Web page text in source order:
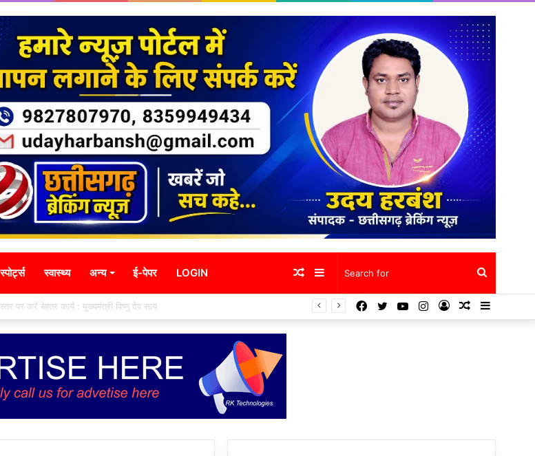
स्पोर्ट्स स्वास्थ्य अन्य ई-पेपर LOGIN Search
for
Sidebar
Random
Article
स्तर पर करें बेहतर कार्य : मुख्यमंत्री विष्णु देव साय Sidebar
Random
Log
Instagram
YouTube
Twitter
Facebook